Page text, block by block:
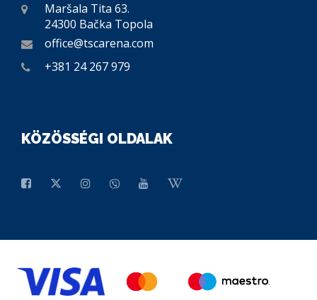
Maršala Tita 63.
24300 Bačka Topola
office@tscarena.com
+381 24 267 979
KÖZÖSSÉGI OLDALAK